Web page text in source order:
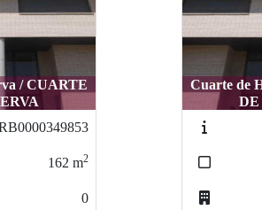
/ CUARTE
SRB0000351569
162
/ CUARTE
HUERVA
SRB0000351569
162